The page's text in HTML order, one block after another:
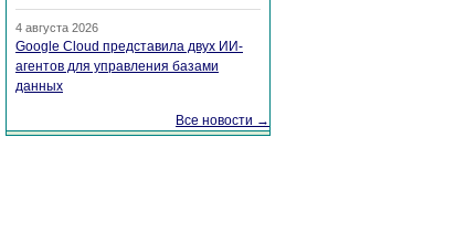
4 августа 2026
Google Cloud представила двух ИИ-
агентов для управления базами
данных
Все новости →